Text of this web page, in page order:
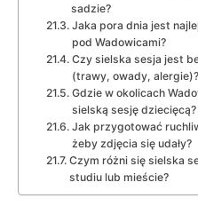
sadzie?
Jaka pora dnia jest
pod Wadowicami?
Czy sielska sesja jest
(trawy, owady, alergie)?
Gdzie w okolicach
sielską sesję dziecięcą?
Jak przygotować
żeby zdjęcia się udały?
Czym różni się sielska
studiu lub mieście?